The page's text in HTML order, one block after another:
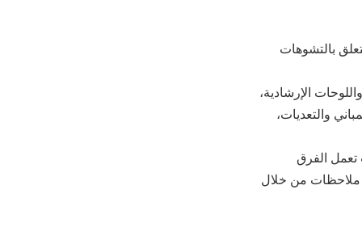
العشرة الماضية من شهر فبراير الحالي، 1416 بلاغاً تتعلق بالتشوهات
ما بين 308 بلاغات عن الإنارات واللوحات الإرشادية،
عن الطرق والأرصفة، و5 بلاغات عن المباني والتعديات،
تعمل الفرق
ملاحظات من خلال